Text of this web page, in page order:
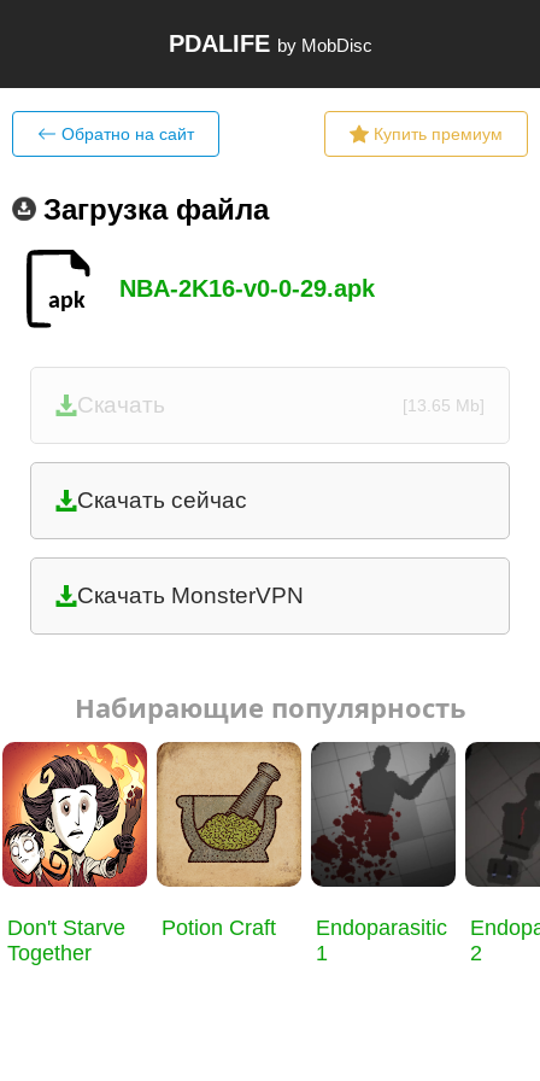
PDALIFE by MobDisc
Обратно на сайт Купить премиум
Загрузка файла
NBA-2K16-v0-0-29.apk
Скачать [13.65 Mb]
Скачать сейчас
Скачать MonsterVPN
Набирающие популярность
Don't Starve
Together
Potion Craft
Endoparasitic
1
2